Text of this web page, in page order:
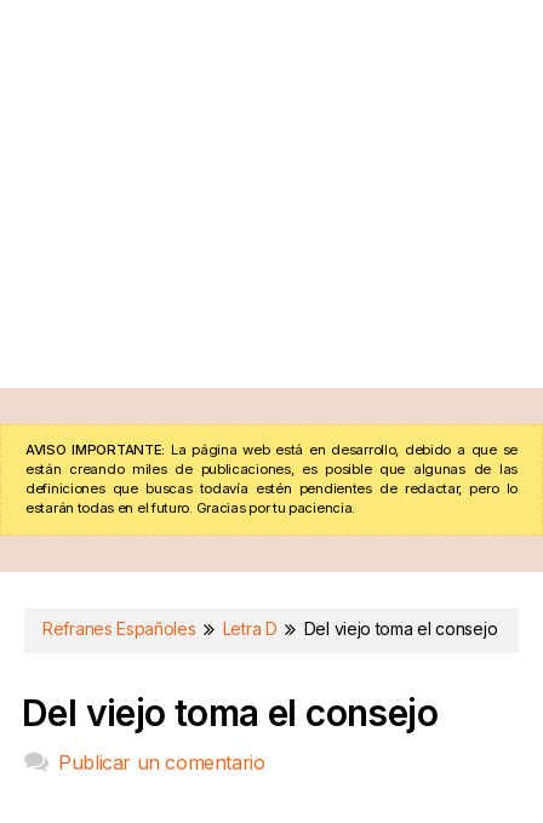
AVISO IMPORTANTE: La página web está en desarrollo, debido a que se
están creando miles de publicaciones, es posible que algunas de las
definiciones que buscas todavía estén pendientes de redactar, pero lo
estarán todas en el futuro. Gracias por tu paciencia.
Refranes Españoles Letra D Del viejo toma el consejo
Del viejo toma el consejo
Publicar un comentario